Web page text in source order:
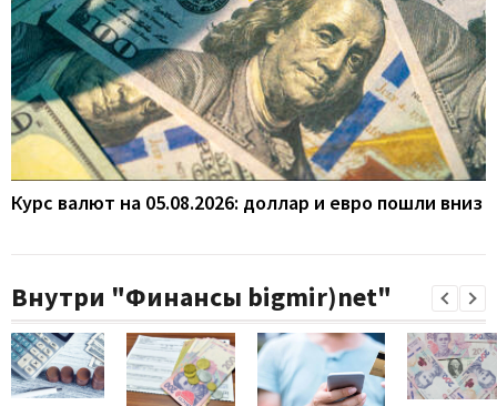
Курс валют на 05.08.2026: доллар и евро пошли вниз
Внутри "Финансы bigmir)net"